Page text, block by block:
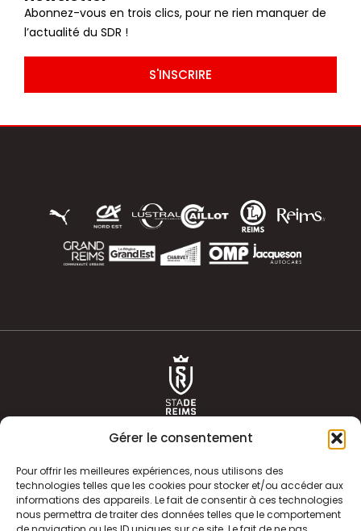
Gérer le consentement
Pour offrir les meilleures expériences, nous utilisons des
technologies telles que les cookies pour stocker et/ou accéder aux
informations des appareils. Le fait de consentir à ces technologies
nous permettra de traiter des données telles que le comportement
Abonnez-vous en trois clics, pour ne rien manquer de
l’actualité du SDR !
S'INSCRIRE
ACTUALITÉS HISTOIRE